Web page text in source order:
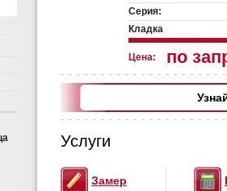
Серия:
Кладка
Цена: по
Услуги
Замер